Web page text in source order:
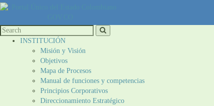
INSTITUCIÓN
Misión y Visión
Objetivos
Mapa de Procesos
Manual de funciones y competencias
Principios Corporativos
Direccionamiento Estratégico